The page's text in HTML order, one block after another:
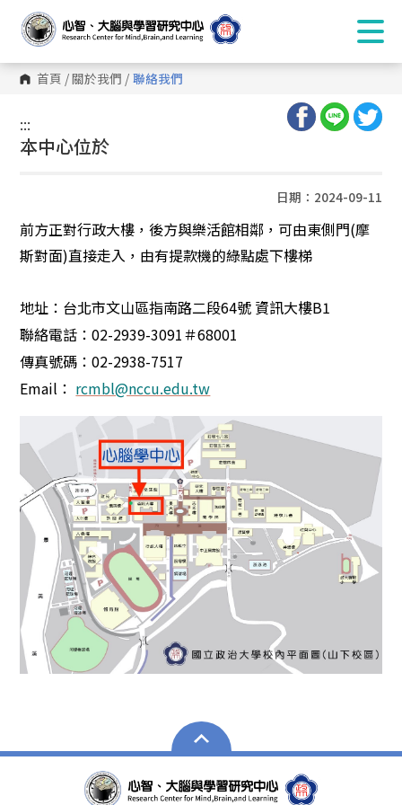
首頁 /關於我們 / 聯絡我們
:::
:::
本中心位於
日期：2024-09-11
前方正對行政大樓，後方與樂活館相鄰，可由東側門(摩
斯對面)直接走入，由有提款機的綠點處下樓梯
地址：台北市文山區指南路二段64號 資訊大樓B1
聯絡電話：02-2939-3091＃68001
傳真號碼：02-2938-7517
Email ： rcmbl@nccu.edu.tw